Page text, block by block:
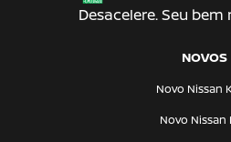
Desacelere. Seu
NOVOS
Novo Nissan
Novo Nissan